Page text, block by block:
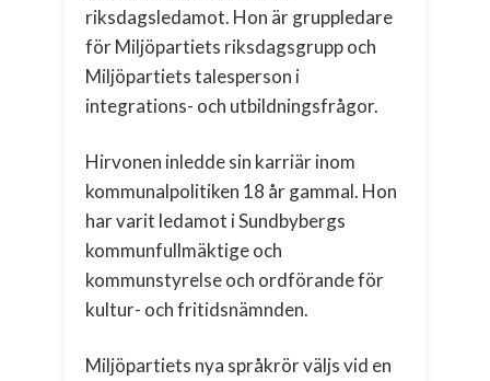
riksdagsledamot. Hon är gruppledare
för Miljöpartiets riksdagsgrupp och
Miljöpartiets talesperson i
integrations- och utbildningsfrågor.
Hirvonen inledde sin karriär inom
kommunalpolitiken 18 år gammal. Hon
har varit ledamot i Sundbybergs
kommunfullmäktige och
kommunstyrelse och ordförande för
kultur- och fritidsnämnden.
Miljöpartiets nya språkrör väljs vid en